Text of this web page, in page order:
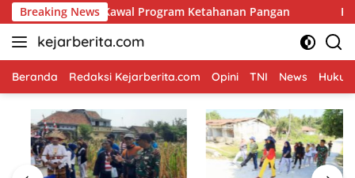
Skip
to
content
Breaking News
Kawal Program Ketahanan Pangan Koramil
kejarberita.com
Beranda Redaksi Kejarberita.com Opini TNI News